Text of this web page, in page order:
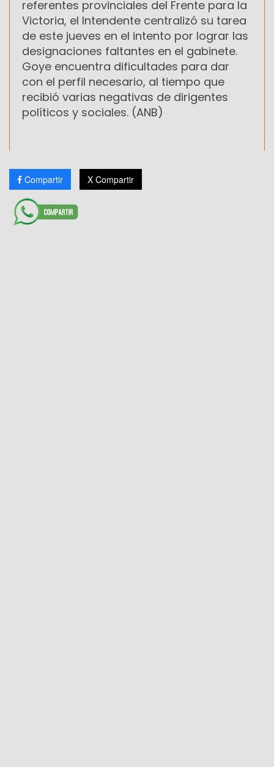
referentes provinciales del Frente para la
Victoria, el Intendente centralizó su tarea
de este jueves en el intento por lograr las
designaciones faltantes en el gabinete.
Goye encuentra dificultades para dar
con el perfil necesario, al tiempo que
recibió varias negativas de dirigentes
políticos y sociales. (ANB)
Compartir X Compartir